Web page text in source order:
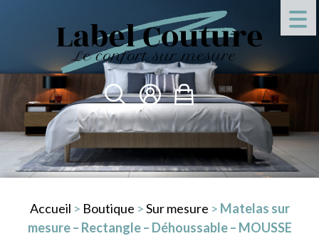
Accueil > Boutique >Sur mesure > Matelas sur
mesure – Rectangle – Déhoussable – MOUSSE